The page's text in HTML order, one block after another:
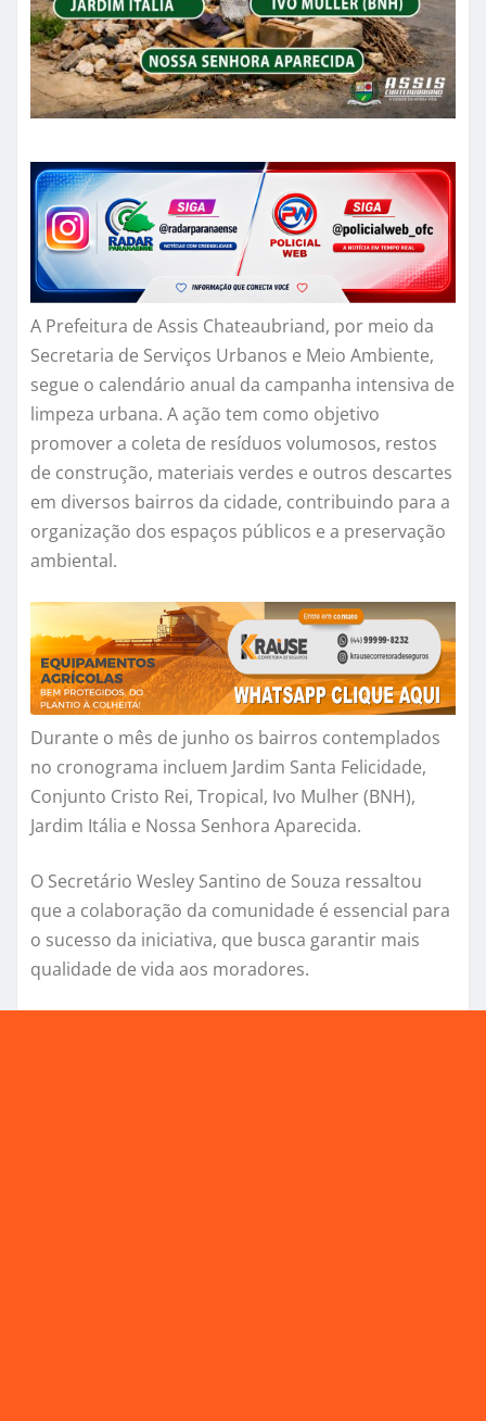
A Prefeitura de Assis Chateaubriand, por meio da
Secretaria de Serviços Urbanos e Meio Ambiente,
segue o calendário anual da campanha intensiva de
limpeza urbana. A ação tem como objetivo
promover a coleta de resíduos volumosos, restos
de construção, materiais verdes e outros descartes
em diversos bairros da cidade, contribuindo para a
organização dos espaços públicos e a preservação
ambiental.
Durante o mês de junho os bairros contemplados
no cronograma incluem Jardim Santa Felicidade,
Conjunto Cristo Rei, Tropical, Ivo Mulher (BNH),
Jardim Itália e Nossa Senhora Aparecida.
O Secretário Wesley Santino de Souza ressaltou
que a colaboração da comunidade é essencial para
o sucesso da iniciativa, que busca garantir mais
qualidade de vida aos moradores.